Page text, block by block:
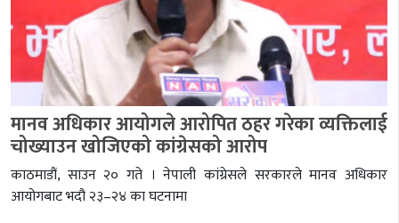
मानव अधिकार आयोगले आरोपित ठहर गरेका व्यक्तिलाई
चोख्याउन खोजिएको कांग्रेसको आरोप
काठमाडौं, साउन २० गते । नेपाली कांग्रेसले सरकारले मानव अधिकार
आयोगबाट भदौ २३–२४ का घटनामा